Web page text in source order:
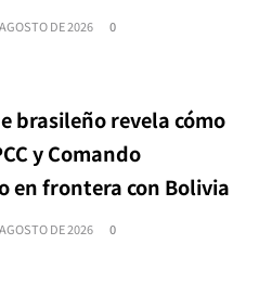
DE 2026 0
brasileño revela cómo
y Comando
en frontera con Bolivia
DE 2026 0